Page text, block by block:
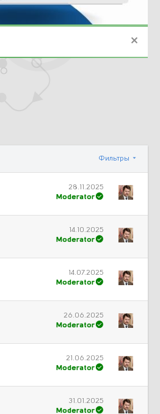
Фильтры
28.11.2025
Moderator
14.10.2025
Moderator
14.07.2025
Moderator
26.06.2025
Moderator
21.06.2025
Moderator
31.01.2025
Moderator